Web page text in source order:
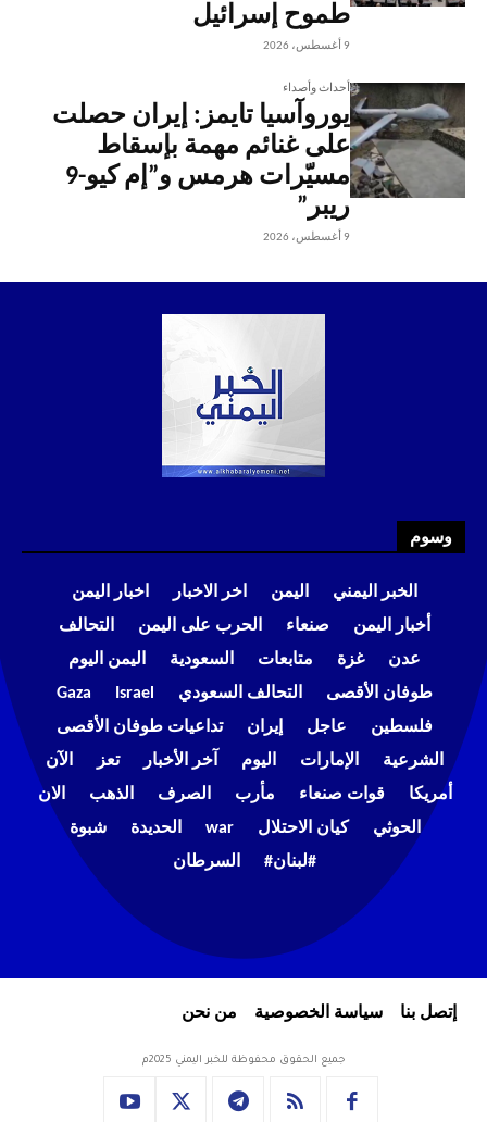
طموح إسرائيل
9 أغسطس، 2026
أحداث وأصداء
يوروآسيا تايمز: إيران حصلت
على غنائم مهمة بإسقاط
مسيّرات هرمس و”إم كيو-9
ريبر”
9 أغسطس، 2026
وسوم
الخبر اليمني اليمن اخر الاخبار
اخبار اليمن
أخبار اليمن
صنعاء الحرب على اليمن
التحالف
عدن
غزة متابعات السعودية
اليمن اليوم
طوفان الأقصى
التحالف السعودي Israel
Gaza
فلسطين
عاجل إيران
تداعيات طوفان الأقصى
الشرعية
الإمارات اليوم آخر الأخبار تعز
الآن
أمريكا
قوات صنعاء مأرب الصرف الذهب
الان
الحوثي
كيان الاحتلال war الحديدة
شبوة
#لبنان#
السرطان
إتصل بنا سياسة الخصوصية من نحن
جميع الحقوق محفوظة للخبر اليمني 2025م